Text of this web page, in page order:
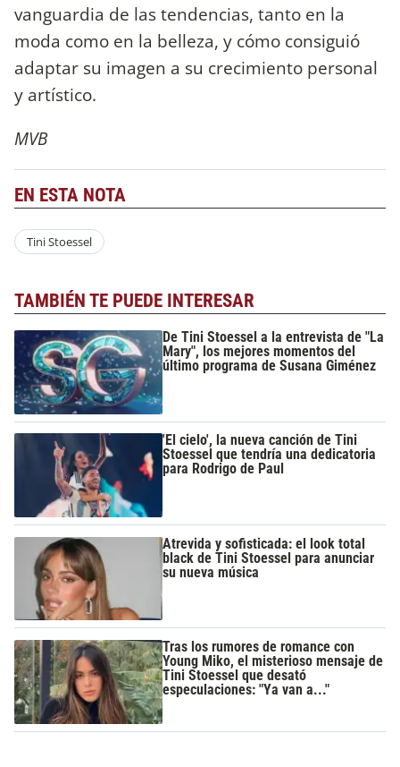
vanguardia de las tendencias, tanto en la
moda como en la belleza, y cómo consiguió
adaptar su imagen a su crecimiento personal
y artístico.
MVB
EN ESTA NOTA
Tini Stoessel
TAMBIÉN TE PUEDE INTERESAR
De Tini Stoessel a la entrevista de "La
Mary", los mejores momentos del
último programa de Susana Giménez
'El cielo', la nueva canción de Tini
Stoessel que tendría una dedicatoria
para Rodrigo de Paul
Atrevida y sofisticada: el look total
black de Tini Stoessel para anunciar
su nueva música
Tras los rumores de romance con
Young Miko, el misterioso mensaje de
Tini Stoessel que desató
especulaciones: "Ya van a..."